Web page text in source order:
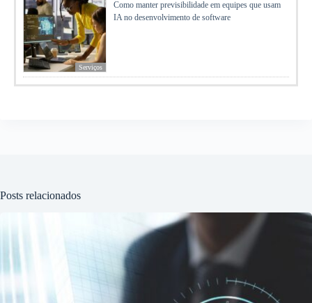
Serviços
Como manter previsibilidade em equipes que usam
IA no desenvolvimento de software
Posts relacionados